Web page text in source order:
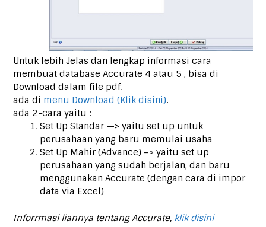
Untuk lebih Jelas dan lengkap informasi cara
membuat database Accurate 4 atau 5 , bisa di
Download dalam file pdf.
ada di menu Download (Klik disini).
ada 2-cara yaitu :
Set Up Standar —> yaitu set up untuk
perusahaan yang baru memulai usaha
Set Up Mahir (Advance) –> yaitu set up
perusahaan yang sudah berjalan, dan baru
menggunakan Accurate (dengan cara di impor
data via Excel)
Inforrmasi liannya tentang Accurate, klik disini